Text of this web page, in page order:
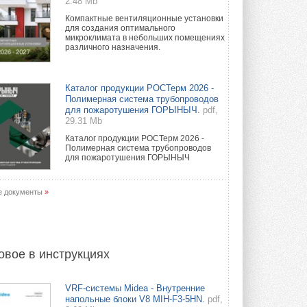
Компактные вентиляционные установки
для создания оптимального
микроклимата в небольших помещениях
различного назначения.
Каталог продукции РОСТерм 2026 -
Полимерная система трубопроводов
для пожаротушения ГОРЫНЫЧ.
pdf,
29.31 Mb
Каталог продукции РОСТерм 2026 -
Полимерная система трубопроводов
для пожаротушения ГОРЫНЫЧ
документы »
в инструкциях
VRF-системы Midea - Внутренние
напольные блоки V8 MIH-F3-5HN. pdf,